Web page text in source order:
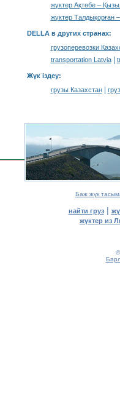
жүктер Ақтөбе –
жүктер Талдықорған
DELLA в других странах:
грузоперевозки
transportation Latvia|
Жүк іздеу:
грузы Казахстан|
Баж жүк
найти груз|
жүктер из